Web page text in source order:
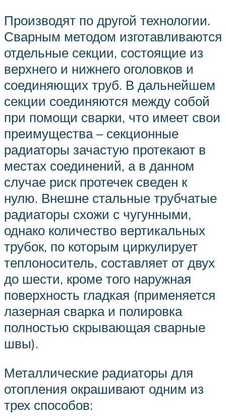
Производят по другой технологии.
Сварным методом изготавливаются
отдельные секции, состоящие из
верхнего и нижнего оголовков и
соединяющих труб. В дальнейшем
секции соединяются между собой
при помощи сварки, что имеет свои
преимущества – секционные
радиаторы зачастую протекают в
местах соединений, а в данном
случае риск протечек сведен к
нулю. Внешне стальные трубчатые
радиаторы схожи с чугунными,
однако количество вертикальных
трубок, по которым циркулирует
теплоноситель, составляет от двух
до шести, кроме того наружная
поверхность гладкая (применяется
лазерная сварка и полировка
полностью скрывающая сварные
швы).
Металлические радиаторы для
отопления окрашивают одним из
трех способов: